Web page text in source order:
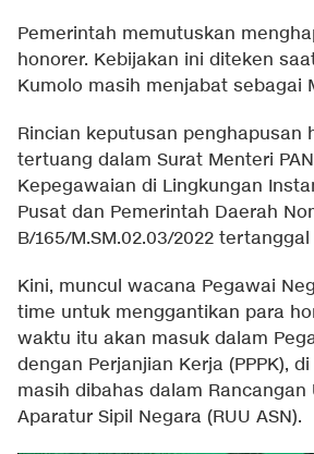
Pemerintah memutuskan
honorer. Kebijakan ini diteken
Kumolo masih menjabat sebagai
Rincian keputusan penghapusan
tertuang dalam Surat Menteri
Kepegawaian di Lingkungan
Pusat dan Pemerintah Daerah
B/165/M.SM.02.03/2022 tertanggal
Kini, muncul wacana Pegawai
time untuk menggantikan para
waktu itu akan masuk dalam
dengan Perjanjian Kerja (PPPK),
masih dibahas dalam Rancangan
Aparatur Sipil Negara (RUU ASN).